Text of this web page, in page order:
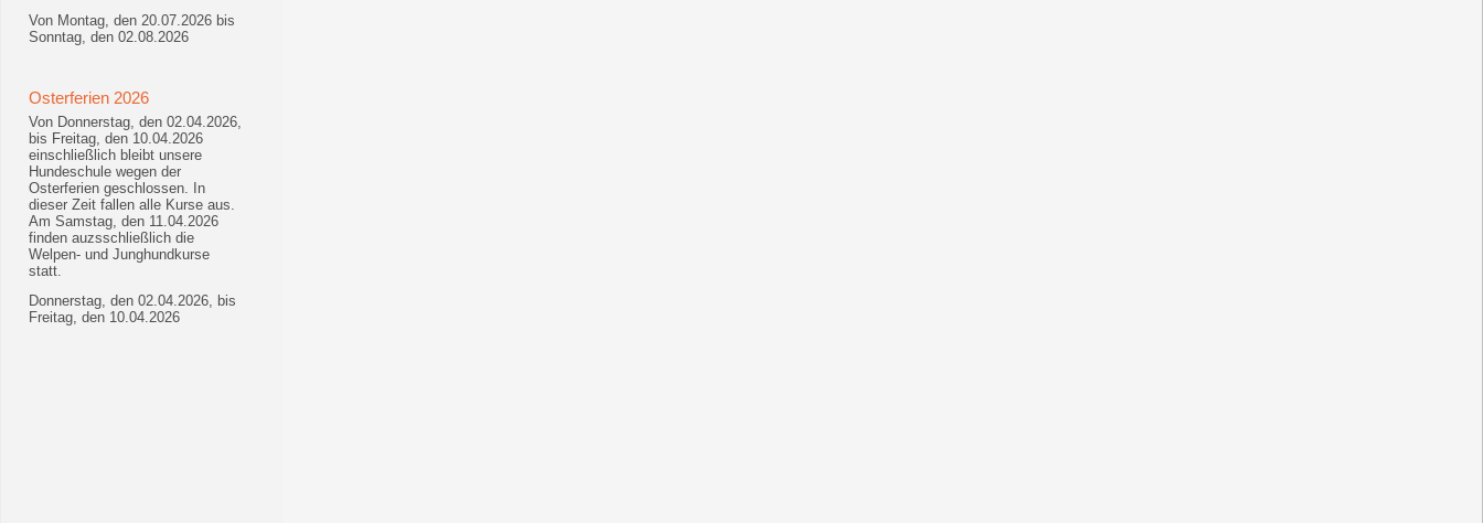
Von Montag, den 20.07.2026 bis
Sonntag, den 02.08.2026
Osterferien 2026
Von Donnerstag, den 02.04.2026,
bis Freitag, den 10.04.2026
einschließlich bleibt unsere
Hundeschule wegen der
Osterferien geschlossen. In
dieser Zeit fallen alle Kurse aus.
Am Samstag, den 11.04.2026
finden auzsschließlich die
Welpen- und Junghundkurse
statt.
Donnerstag, den 02.04.2026, bis
Freitag, den 10.04.2026